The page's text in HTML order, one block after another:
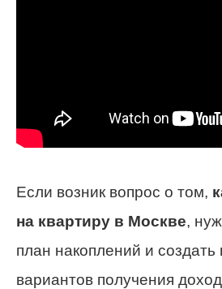
Если возник вопрос о том,
на квартиру в Москве,
план накоплений и создать
вариантов получения